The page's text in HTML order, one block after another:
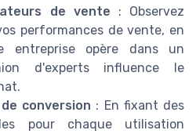
de vente : Observez
performances de vente, en
entreprise opère dans un
d'experts influence le
conversion : En fixant des
pour chaque utilisation